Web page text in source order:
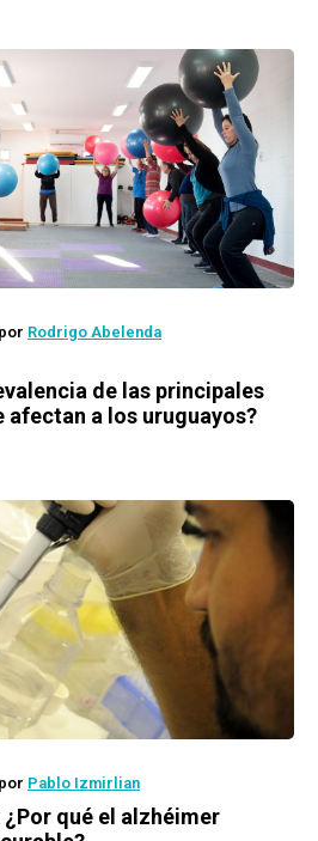
por Rodrigo Abelenda
de las principales
afectan a los uruguayos?
por Pablo Izmirlian
¿Por qué el alzhéimer